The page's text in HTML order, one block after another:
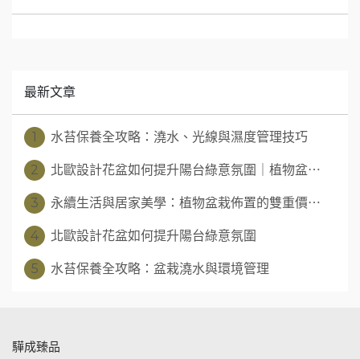
最新文章
1 水苔保養全攻略：澆水、光線與濕度管理技巧
2 北歐設計花盆如何提升陽台綠意氛圍｜植物盆⋯
3 永續生活與居家美學：植物盆栽佈置的雙重價⋯
4 北歐設計花盆如何提升陽台綠意氛圍
5 水苔保養全攻略：盆栽澆水與環境管理
驊成臻品